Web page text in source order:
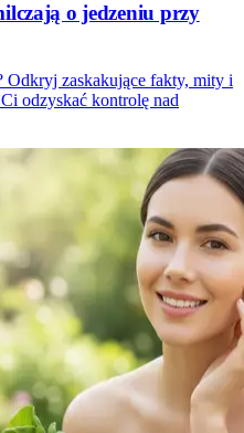
o jedzeniu przy
Odkryj zaskakujące fakty, mity i
odzyskać kontrolę nad